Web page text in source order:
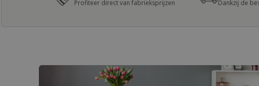
Profiteer direct van fabrieksprijzen Dankzij de